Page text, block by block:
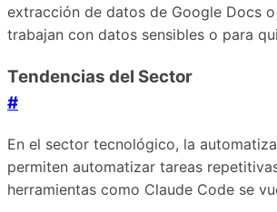
extracción de datos de Google Docs
trabajan con datos sensibles o para
Tendencias del Sector
#
En el sector tecnológico, la
permiten automatizar tareas
herramientas como Claude Code se